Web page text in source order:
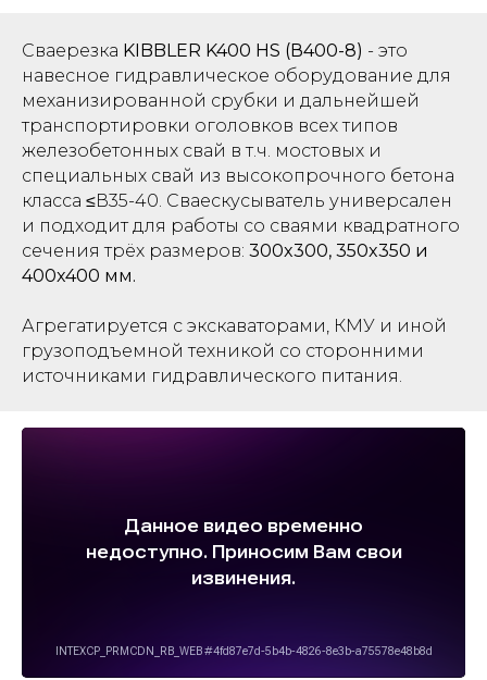
Сваерезка KIBBLER K400 HS (В400-8) - это
навесное гидравлическое оборудование для
механизированной срубки и дальнейшей
транспортировки оголовков всех типов
железобетонных свай в т.ч. мостовых и
специальных свай из высокопрочного бетона
класса ≤В35-40. Сваескусыватель универсален
и подходит для работы со сваями квадратного
сечения трёх размеров: 300x300, 350x350 и
400x400 мм.
Агрегатируется с экскаваторами, КМУ и иной
грузоподъемной техникой со сторонними
источниками гидравлического питания.